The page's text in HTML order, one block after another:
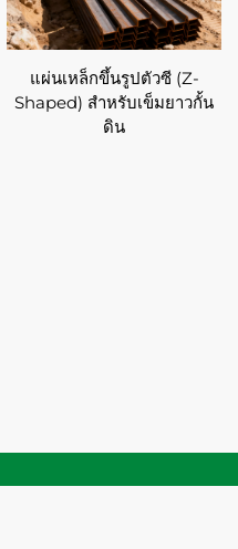
งการดำเนินงานด้านการ
ช้เทคโนโลยีการกลึงขั้น
การกลึง และการเจียร
ซ้อน เพื่อให้ได้ค่า
±0.001 มม. ใน
ระกอบอย่างไร้รอยต่อ
และเพิ่มความน่าเชื่อถือ
ารแปรรูปเหล็กพิเศษ
มสำหรับอุตสาหกรรมที่
ก่อให้เกิดปัญหาอย่างมี
:
และงานประยุกต์ใช้งาน
มรรถนะเฉพาะเจาะจง
ป็นต้นแบบที่มีเพียงชิ้น
แผ่นเหล็กขึ้นรูปตัวซี (Z-
Shaped) สำหรับเข็มยาวกั้น
ดิน